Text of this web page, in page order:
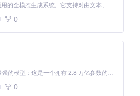
领域用户，工具提供"自定义字体映
默认字体替换为专业字体（如思源黑
备份与高级配置技术
流程
系统注册表存在风险，建议在操作前执
MiniMax H3 是一个通用的全模态生成系统。它支持对由文本、图像、视频和音频组成的多模态上下文进行统一理解，并能生成分辨率高达 2K、时长可达 15 秒的带原生立体声音频的视频。得益于面向任务泛化的系统设计，H3 在预训练阶段就已具备广泛的多模态上下文理解与生成能力，能够出色地执行复杂的多模态指令。
0
Kimi K3 是Kimi能力最强的模型：这是一个拥有 2.8 万亿参数的混合专家（MoE）模型，具备原生视觉理解能力，并支持 100 万 token 的上下文窗口。
0